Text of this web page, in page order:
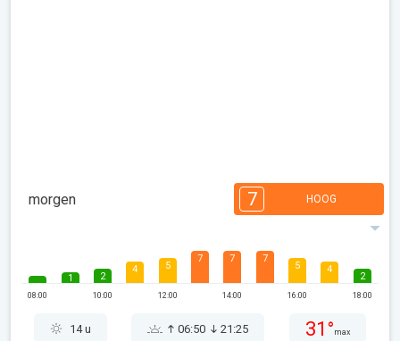
morgen 7 HOOG
08:00
1 2
10:00
4 5
12:00
7 7
14:00
7
5
16:00
4
2
18:00
14 u 06:50 21:25 31° max